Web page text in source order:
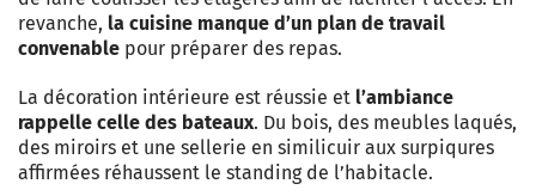
revanche, la cuisine manque d’un plan de travail
convenable pour préparer des repas.
La décoration intérieure est réussie et l’ambiance
rappelle celle des bateaux. Du bois, des meubles laqués,
des miroirs et une sellerie en similicuir aux surpiqures
affirmées réhaussent le standing de l’habitacle.